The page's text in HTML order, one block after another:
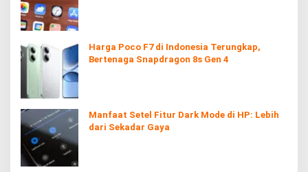
Harga Poco F7 di Indonesia Terungkap,
Bertenaga Snapdragon 8s Gen 4
Manfaat Setel Fitur Dark Mode di HP: Lebih
dari Sekadar Gaya